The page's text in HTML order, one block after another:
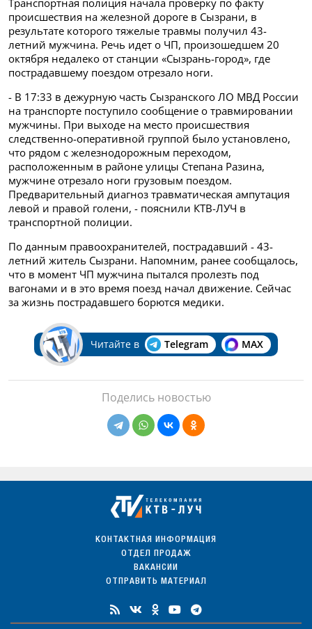
происшествия на железной дороге в Сызрани, в
результате которого тяжелые травмы получил 43-
летний мужчина. Речь идет о ЧП, произошедшем 20
октября недалеко от станции «Сызрань-город», где
пострадавшему поездом отрезало ноги.
- В 17:33 в дежурную часть Сызранского ЛО МВД России
на транспорте поступило сообщение о травмировании
мужчины. При выходе на место происшествия
следственно-оперативной группой было установлено,
что рядом с железнодорожным переходом,
расположенным в районе улицы Степана Разина,
мужчине отрезало ноги грузовым поездом.
Предварительный диагноз травматическая ампутация
левой и правой голени, - пояснили КТВ-ЛУЧ в
транспортной полиции.
По данным правоохранителей, пострадавший - 43-
летний житель Сызрани. Напомним, ранее сообщалось,
что в момент ЧП мужчина пытался пролезть под
вагонами и в это время поезд начал движение. Сейчас
за жизнь пострадавшего борются медики.
Читайте в Telegram MAX
Поделись новостью
КОНТАКТНАЯ ИНФОРМАЦИЯ
ОТДЕЛ ПРОДАЖ
ВАКАНСИИ
ОТПРАВИТЬ МАТЕРИАЛ